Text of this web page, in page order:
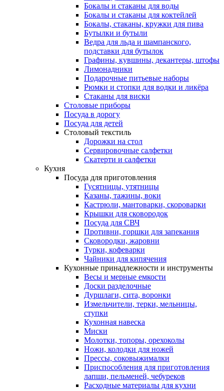
Бокалы и стаканы для воды
Бокалы и стаканы для коктейлей
Бокалы, стаканы, кружки для пива
Бутылки и бутыли
Ведра для льда и шампанского,
подставки для бутылок
Графины, кувшины, декантеры, штофы
Лимонадники
Подарочные питьевые наборы
Рюмки и стопки для водки и ликёра
Стаканы для виски
Столовые приборы
Посуда в дорогу
Посуда для детей
Столовый текстиль
Дорожки на стол
Сервировочные салфетки
Скатерти и салфетки
Кухня
Посуда для приготовления
Гусятницы, утятницы
Казаны, тажины, воки
Кастрюли, мантоварки, скороварки
Крышки для сковородок
Посуда для СВЧ
Противни, горшки для запекания
Сковородки, жаровни
Турки, кофеварки
Чайники для кипячения
Кухонные принадлежности и инструменты
Весы и мерные емкости
Доски разделочные
Дуршлаги, сита, воронки
Измельчители, терки, мельницы,
ступки
Кухонная навеска
Миски
Молотки, топоры, орехоколы
Ножи, колодки для ножей
Прессы, соковыжималки
Приспособления для приготовления
лапши, пельменей, чебуреков
Расходные материалы для кухни